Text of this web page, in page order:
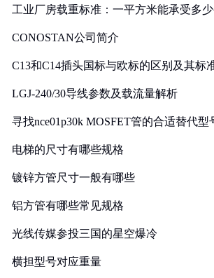
工业厂房载重标准：一平方米能承受多
CONOSTAN公司简介
C13和C14插头国标与欧标的区别及其标
LGJ-240/30导线参数及载流量解析
寻找nce01p30k MOSFET管的合适替代型
电梯的尺寸有哪些规格
镀锌方管尺寸一般有哪些
铝方管有哪些常见规格
光线传媒参投三国的星空爆冷
横担型号对应重量